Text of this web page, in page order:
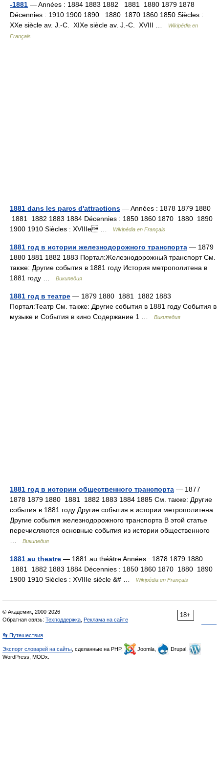
-1881 — Années : 1884 1883 1882 1881 1880 1879 1878
Décennies : 1910 1900 1890 1880 1870 1860 1850 Siècles :
XXe siècle av. J.‑C. XIXe siècle av. J.‑C. XVIII …
Wikipédia en
Français
1881 dans les parcs d'attractions — Années : 1878 1879 1880
1881 1882 1883 1884 Décennies : 1850 1860 1870 1880 1890
1900 1910 Siècles : XVIIIe …
Wikipédia en Français
1881 год в истории железнодорожного транспорта — 1879
1880 1881 1882 1883 Портал:Железнодорожный транспорт См.
также: Другие события в 1881 году История метрополитена в
1881 году …
Википедия
1881 год в театре — 1879 1880 1881 1882 1883
Портал:Театр См. также: Другие события в 1881 году События в
музыке и События в кино Содержание 1 …
Википедия
1881 год в истории общественного транспорта — 1877
1878 1879 1880 1881 1882 1883 1884 1885 См. также: Другие
события в 1881 году Другие события в истории метрополитена
Другие события железнодорожного транспорта В этой статье
перечисляются основные события из истории общественного
Википедия
1881 au theatre — 1881 au théâtre Années : 1878 1879 1880
1881 1882 1883 1884 Décennies : 1850 1860 1870 1880 1890
1900 1910 Siècles : XVIIIe siècle &# …
Wikipédia en Français
18+
© Академик, 2000-2026
Обратная связь: Техподдержка Реклама на сайте
👣 Путешествия
Экспорт словарей на сайты , сделанные на PHP, Joomla,
Drupal,
WordPress, MODx.